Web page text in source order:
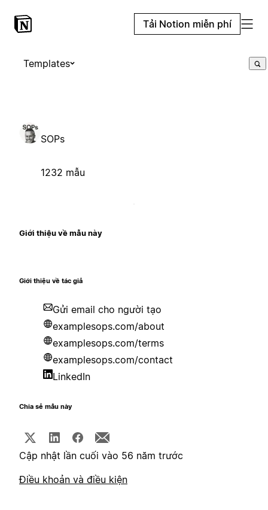
Tải Notion miễn phí
Templates
SOPs
1232 mẫu
Giới thiệu về mẫu này
Giới thiệu về tác giả
Gửi email cho người tạo
examplesops.com/about
examplesops.com/terms
examplesops.com/contact
LinkedIn
Chia sẻ mẫu này
Cập nhật lần cuối vào 56 năm trước
Điều khoản và điều kiện